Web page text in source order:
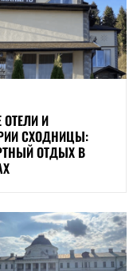
И
СХОДНИЦЫ:
ОТДЫХ В